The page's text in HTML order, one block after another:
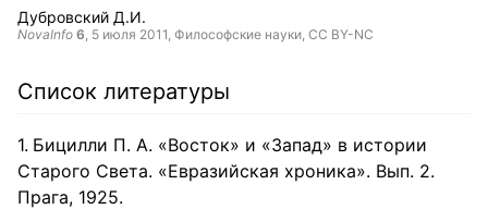
Дубровский Д.И.
NovaInfo 6, 5 июля 2011, Философские науки, CC BY-NC
Список литературы
Бицилли П. А. «Восток» и «Запад» в истории
Старого Света. «Евразийская хроника». Вып. 2.
Прага, 1925.